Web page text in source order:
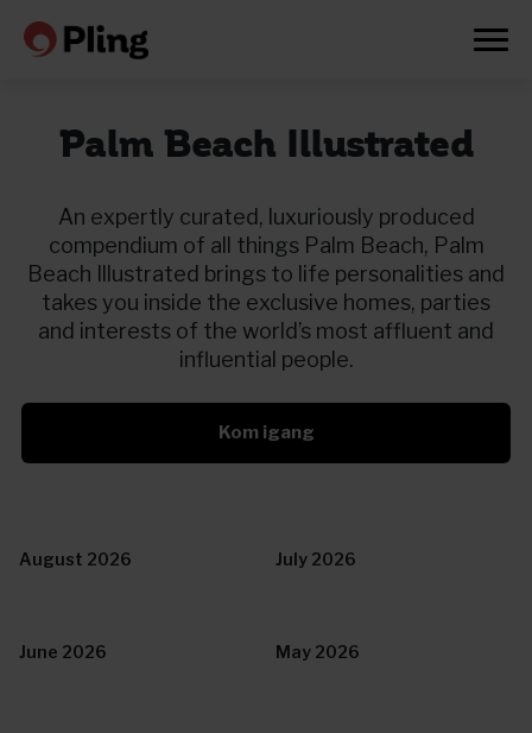
Palm Beach Illustrated
An expertly curated, luxuriously produced
compendium of all things Palm Beach, Palm
Beach Illustrated brings to life personalities and
takes you inside the exclusive homes, parties
and interests of the world’s most affluent and
influential people.
Kom igang
August 2026 July 2026
June 2026 May 2026